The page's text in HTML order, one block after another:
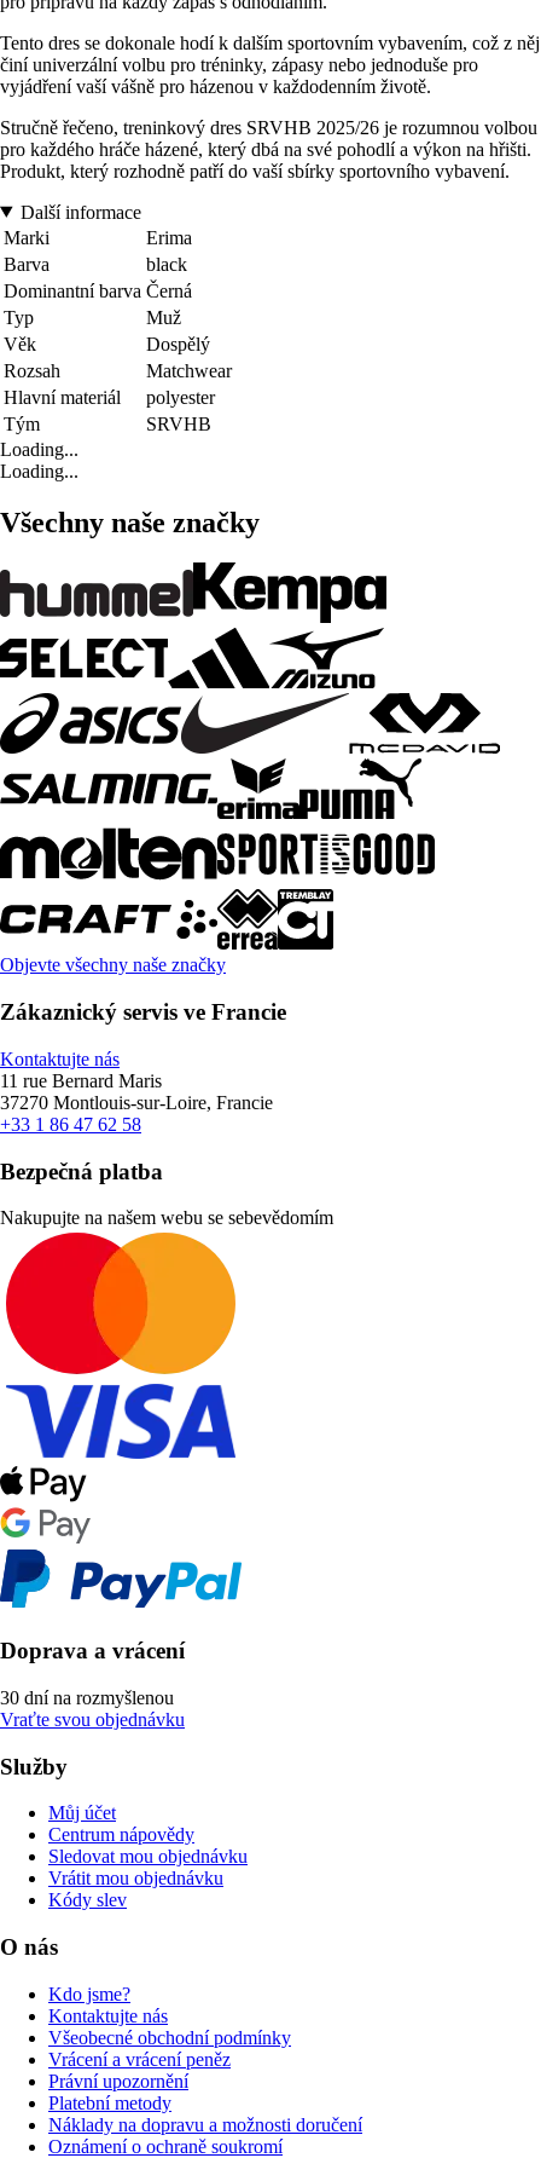
Tento dres se dokonale hodí k dalším sportovním vybavením, což z něj
činí univerzální volbu pro tréninky, zápasy nebo jednoduše pro
vyjádření vaší vášně pro házenou v každodenním životě.
Stručně řečeno, treninkový dres SRVHB 2025/26 je rozumnou volbou
pro každého hráče házené, který dbá na své pohodlí a výkon na hřišti.
Produkt, který rozhodně patří do vaší sbírky sportovního vybavení.
Další informace
Marki
Erima
Barva
black
Dominantní barva Černá
Typ
Muž
Věk
Dospělý
Rozsah
Matchwear
Hlavní materiál
polyester
Tým
SRVHB
Loading...
Loading...
Všechny naše značky
Objevte všechny naše značky
Zákaznický servis ve Francie
Kontaktujte nás
11 rue Bernard Maris
37270 Montlouis-sur-Loire, Francie
+33 1 86 47 62 58
Bezpečná platba
Nakupujte na našem webu se sebevědomím
Doprava a vrácení
30 dní na rozmyšlenou
Vraťte svou objednávku
Služby
Můj účet
Centrum nápovědy
Sledovat mou objednávku
Vrátit mou objednávku
Kódy slev
O nás
Kdo jsme?
Kontaktujte nás
Všeobecné obchodní podmínky
Vrácení a vrácení peněz
Právní upozornění
Platební metody
Náklady na dopravu a možnosti doručení
Oznámení o ochraně soukromí